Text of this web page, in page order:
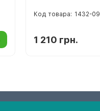
1432-09
1 210 грн.